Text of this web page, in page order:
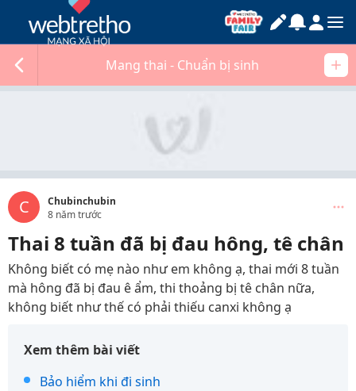
Mang thai - Chuẩn bị sinh
C
Chubinchubin
8 năm trước
Thai 8 tuần đã bị đau hông, tê chân
Không biết có mẹ nào như em không ạ, thai mới 8 tuần
mà hông đã bị đau ê ẩm, thi thoảng bị tê chân nữa,
không biết như thế có phải thiếu canxi không ạ
Xem thêm bài viết
Bảo hiểm khi đi sinh